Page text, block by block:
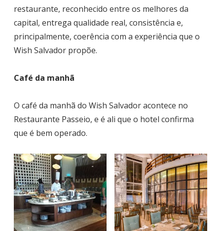
restaurante, reconhecido entre os melhores da
capital, entrega qualidade real, consistência e,
principalmente, coerência com a experiência que o
Wish Salvador propõe.
Café da manhã
O café da manhã do Wish Salvador acontece no
Restaurante Passeio, e é ali que o hotel confirma
que é bem operado.